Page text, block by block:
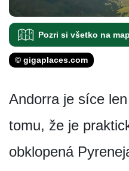
Pozri si všetko na
© gigaplaces.com
Andorra je síce
tomu, že je
obklopená